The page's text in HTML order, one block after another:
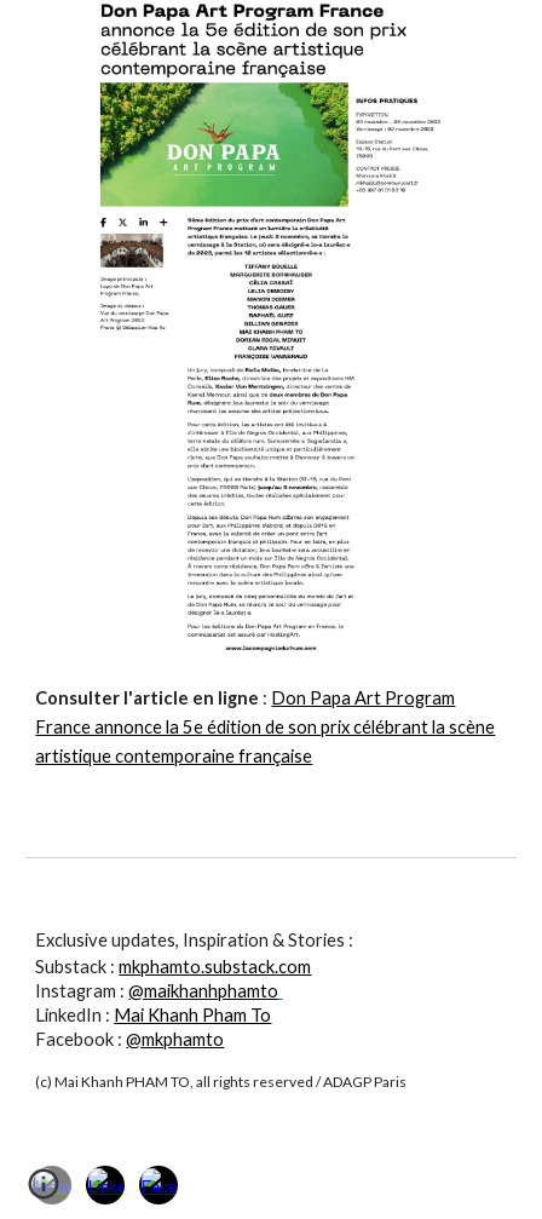
Consulter l'article en ligne : Don Papa Art Program
France annonce la 5e édition de son prix célébrant la scène
artistique contemporaine française
Exclusive updates, Inspiration & Stories :
Substack :mkphamto.substack.com
Instagram :@maikhanhphamto
LinkedIn : Mai Khanh Pham To
Facebook :@mkphamto
(c) Mai Khanh PHAM TO, all rights reserved / ADAGP Paris